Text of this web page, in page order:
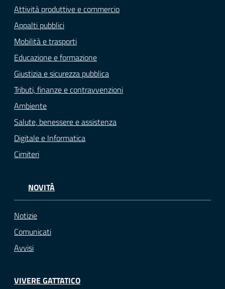
Attività produttive e commercio
Appalti pubblici
Mobilità e trasporti
Educazione e formazione
Giustizia e sicurezza pubblica
Tributi, finanze e contravvenzioni
Ambiente
Salute, benessere e assistenza
Digitale e Informatica
Cimiteri
NOVITÀ
Notizie
Comunicati
Avvisi
VIVERE GATTATICO